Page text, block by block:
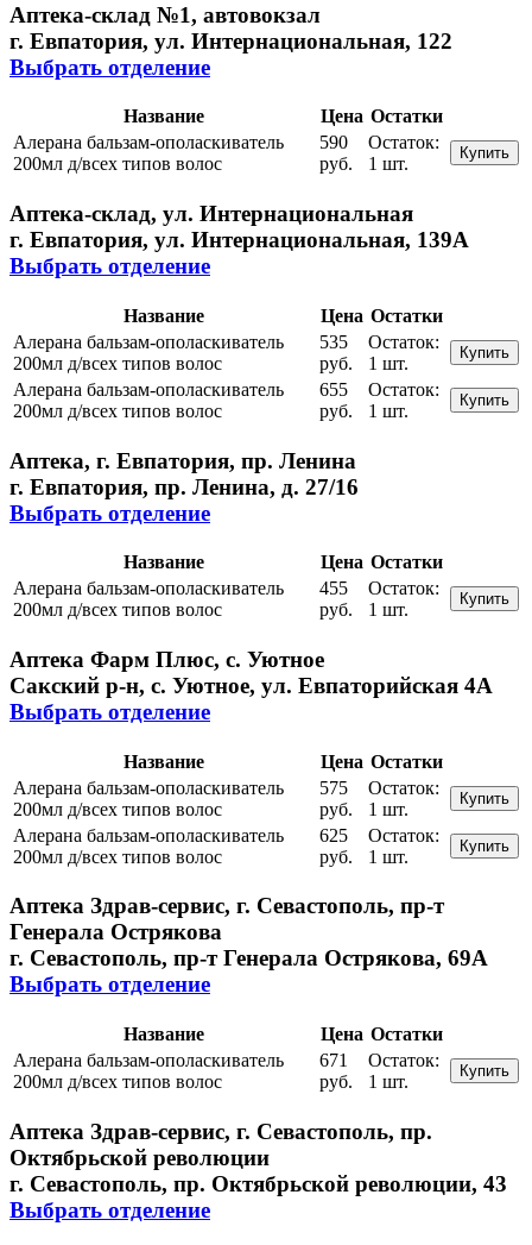
Аптека-склад №1, автовокзал
г. Евпатория, ул. Интернациональная, 122
Выбрать отделение
Название Цена Остатки
Алерана бальзам-ополаскиватель
200мл д/всех типов волос
590
руб.
Остаток:
1 шт.
Купить
Аптека-склад, ул. Интернациональная
г. Евпатория, ул. Интернациональная, 139А
Выбрать отделение
Название Цена Остатки
Алерана бальзам-ополаскиватель
200мл д/всех типов волос
535
руб.
Остаток:
1 шт.
Купить
Алерана бальзам-ополаскиватель
200мл д/всех типов волос
655
руб.
Остаток:
1 шт.
Купить
Аптека, г. Евпатория, пр. Ленина
г. Евпатория, пр. Ленина, д. 27/16
Выбрать отделение
Название Цена Остатки
Алерана бальзам-ополаскиватель
200мл д/всех типов волос
455
руб.
Остаток:
1 шт.
Купить
Аптека Фарм Плюс, с. Уютное
Сакский р-н, с. Уютное, ул. Евпаторийская 4А
Выбрать отделение
Название Цена Остатки
Алерана бальзам-ополаскиватель
200мл д/всех типов волос
575
руб.
Остаток:
1 шт.
Купить
Алерана бальзам-ополаскиватель
200мл д/всех типов волос
625
руб.
Остаток:
1 шт.
Купить
Аптека Здрав-сервис, г. Севастополь, пр-т
Генерала Острякова
г. Севастополь, пр-т Генерала Острякова, 69А
Выбрать отделение
Название Цена Остатки
Алерана бальзам-ополаскиватель
200мл д/всех типов волос
671
руб.
Остаток:
1 шт.
Купить
Аптека Здрав-сервис, г. Севастополь, пр.
Октябрьской революции
г. Севастополь, пр. Октябрьской революции, 43
Выбрать отделение